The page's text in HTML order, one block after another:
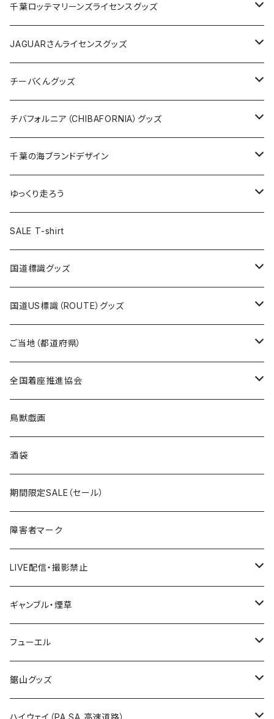
缶バッジ
ホテルキーホルダー
アクリルキーホルダー
ホテルキーホルダー
クリアファイル
Tシャツ
キャップ
トートバッグ
ランチバッグ
エコバッグ
キャップ
バッグ
ステッカー
缶バッジ
キーホルダー
クリアファイル
Tシャツ
キャップ
バッグ
ステッカー
缶バッジ
キーホルダー
クリアファイル
千葉ロッテマリーンズライセンスグッズ
ステッカー
ステッカー
ステッカー大
缶バッジ
缶バッジ32mm
缶バッジ54mm
エコバッグ
JAGUARさんコラボグッズ
Tシャツ
ステッカー
サコッシュ
ホテルキーホルダー
モーテルキーホルダー
トートバッグ
JAGUARさんライセンスグッズ
Tシャツ
ステッカー
缶バッジ
クリアファイル
マスク
エコバッグ
千葉ロッテマリーンズコラボ
チーバくんグッズ
Tシャツ
キャップ
エコバッグ
ステッカー
モーテルキーホルダー
ホテルキーホルダー
トートバッグ
チバフォルニア（CHIBAFORNIA）グッズ
Tシャツ
キャップ
ステッカー
ホテルキーホルダー
千葉の海ブランドデザイン
Tシャツ
キャップ
ステッカー
ゆっくり走ろう
Tシャツ
ステッカー
ホテルキーホルダー
SALE T-shirt
国道標識グッズ
ステッカー
国道0～99号線
国道100～199号線
国道600～699号線
国道700～799号線
Tシャツ
キャップ
国道US標識（ROUTE）グッズ
ステッカー
ROUTE 0～99号線
ROUTE100～199号線
ROUTE600～699号線
ROUTE700～799号線
Tシャツ
ROUTE 0～99号線
ROUTE 100～199号線
ROUTE 600～699号線
ROUTE 700～799号線
キャップ
ROUTE 0～99号線
ROUTE 100～199号線
ROUTE 600～699号線
ROUTE 700～799号線
ご当地（都道府県）
北海道
青森県
岩手県
宮城県
秋田県
Tシャツ
ステッカー
山形県
福島県
茨城県
栃木県
群馬県
全国着座推進協会
ステッカー
鳥獣戯画
酒袋
期間限定SALE（セール）
障害者マーク
LIVE配信・撮影禁止
LIVE配信禁止
撮影禁止
ギャンブル・煙草
ホテルキーホルダー
たばこ・禁煙ステッカー
フューエル
ステッカー
鋸山グッズ
Tシャツ
ハイウェイ（PA SA 高速道路）